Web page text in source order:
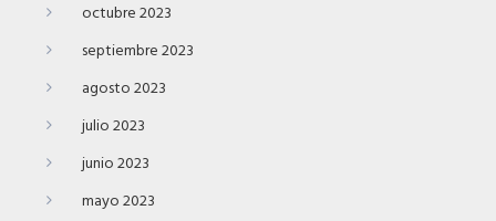
octubre 2023
septiembre 2023
agosto 2023
julio 2023
junio 2023
mayo 2023